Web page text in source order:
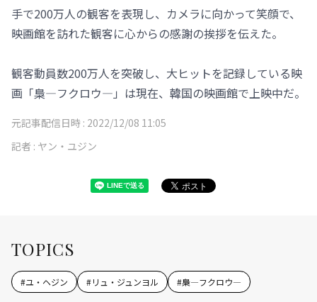
手で200万人の観客を表現し、カメラに向かって笑顔で、
映画館を訪れた観客に心からの感謝の挨拶を伝えた。
観客動員数200万人を突破し、大ヒットを記録している映
画「梟―フクロウ―」は現在、韓国の映画館で上映中だ。
元記事配信日時 : 2022/12/08 11:05
記者 : ヤン・ユジン
TOPICS
#ユ・ヘジン #リュ・ジュンヨル #梟―フクロウ―